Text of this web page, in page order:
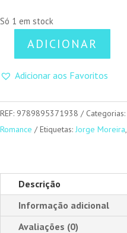
Só 1 em stock
Quantidade
O
homem
que
diminuía
ADICIONAR
Adicionar aos Favoritos
REF: 9789895371938 Categorias:
Romance
Etiquetas: Jorge Moreira,
Descrição
Informação adicional
Avaliações (0)